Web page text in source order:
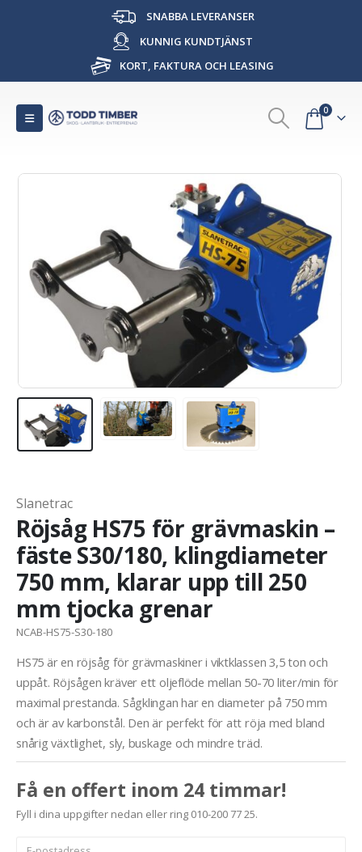
SNABBA LEVERANSER
KUNNIG KUNDTJÄNST
KORT, FAKTURA OCH LEASING
0
Slanetrac
Röjsåg HS75 för grävmaskin –
fäste S30/180, klingdiameter
750 mm, klarar upp till 250
mm tjocka grenar
NCAB-HS75-S30-180
HS75 är en röjsåg för grävmaskiner i viktklassen 3,5 ton och
uppåt. Röjsågen kräver ett oljeflöde mellan 50-70 liter/min för
maximal prestanda. Sågklingan har en diameter på 750 mm
och är av karbonstål. Den är perfekt för att röja med bland
snårig växtlighet, sly, buskage och mindre träd.
Få en offert inom 24 timmar!
Fyll i dina uppgifter nedan eller ring 010-200 77 25.